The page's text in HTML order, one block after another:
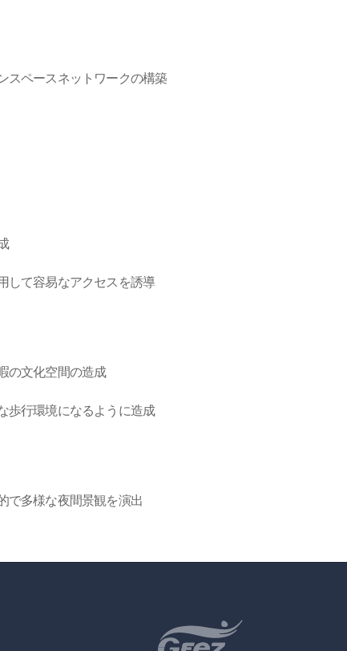
スペースネットワークの構築
して容易なアクセスを誘導
の文化空間の造成
歩行環境になるように造成
で多様な夜間景観を演出